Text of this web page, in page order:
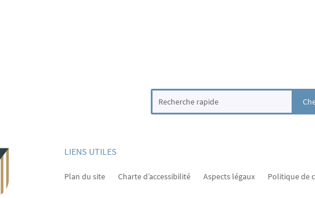
LIENS UTILES
Plan du site Charte d’accessibilité Aspects légaux Politique de